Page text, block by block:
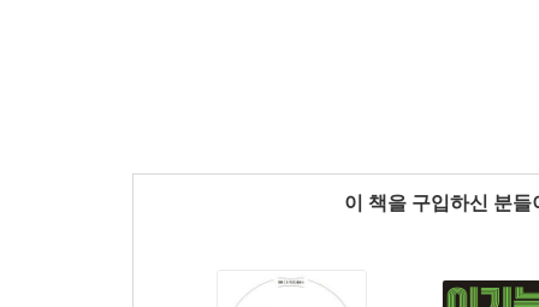
이 책을 구입하신 분